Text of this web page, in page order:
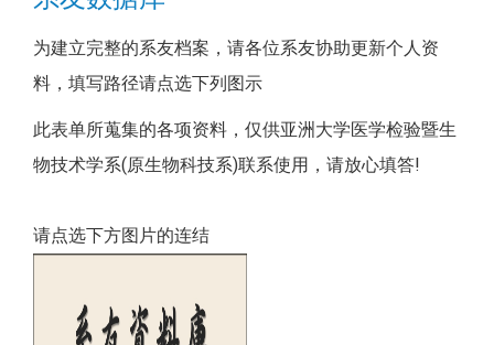
为建立完整的系友档案，请各位系友协助更新个人资
料，填写路径请点选下列图示
此表单所蒐集的各项资料，仅供亚洲大学医学检验暨生
物技术学系(原生物科技系)联系使用，请放心填答!
请点选下方图片的连结